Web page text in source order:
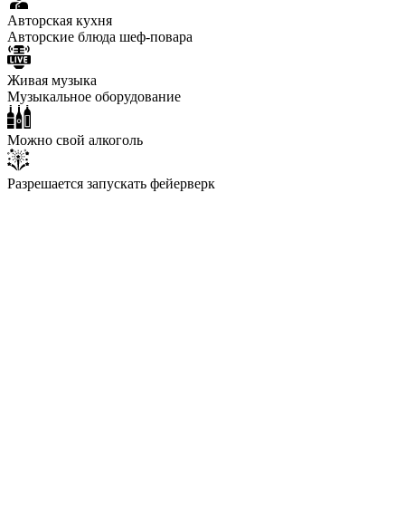
Авторская кухня
Авторские блюда шеф-повара
Живая музыка
Музыкальное оборудование
Можно свой алкоголь
Разрешается запускать фейерверк